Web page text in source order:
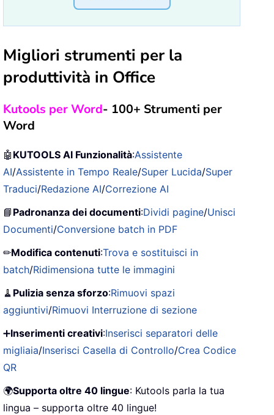
Migliori strumenti per la
produttività in Office
Kutools per Word- 100+ Strumenti per
Word
🤖 KUTOOLS AI Funzionalità:Assistente
AI/Assistente in Tempo Reale/Super Lucida/Super
Traduci/Redazione AI/Correzione AI
📘 Padronanza dei documenti:Dividi pagine/Unisci
Documenti/Conversione batch in PDF
✏Modifica contenuti:Trova e sostituisci in
batch/Ridimensiona tutte le immagini
🧹 Pulizia senza sforzo:Rimuovi spazi
aggiuntivi/Rimuovi Interruzione di sezione
➕Inserimenti creativi:Inserisci separatori delle
migliaia/Inserisci Casella di Controllo/Crea Codice
QR
🌍Supporta oltre 40 lingue: Kutools parla la tua
lingua – supporta oltre 40 lingue!